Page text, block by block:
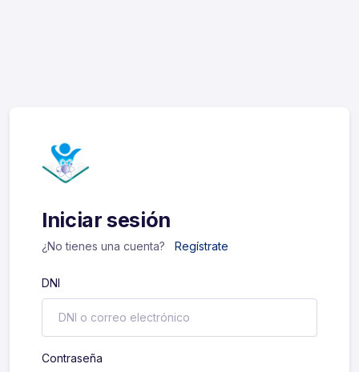
Iniciar sesión
¿No tienes una cuenta? Regístrate
DNI
Contraseña